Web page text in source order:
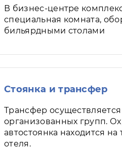
В бизнес-центре
специальная комната,
бильярдными столами
Стоянка и трансфер
Трансфер осуществляется
организованных групп.
автостоянка находится
отеля.